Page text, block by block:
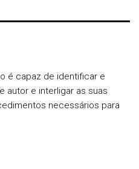
é capaz de identificar e
autor e interligar as suas
necessários para